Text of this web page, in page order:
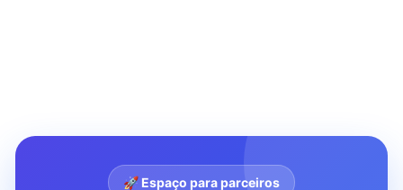
🚀 Espaço para parceiros